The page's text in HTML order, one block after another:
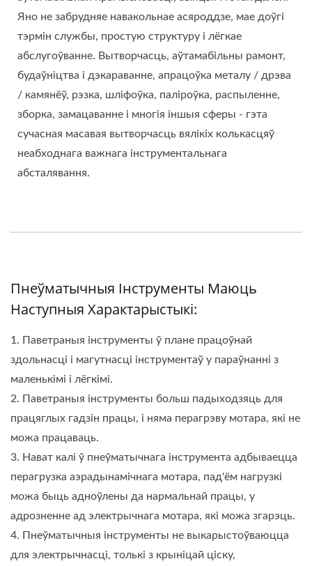
Яно не забрудняе навакольнае асяроддзе, мае доўгі
тэрмін службы, простую структуру і лёгкае
абслугоўванне. Вытворчасць, аўтамабільны рамонт,
будаўніцтва і дэкараванне, апрацоўка металу / дрэва
/ камянёў, рэзка, шліфоўка, паліроўка, распыленне,
зборка, замацаванне і многія іншыя сферы - гэта
сучасная масавая вытворчасць вялікіх колькасцяў
неабходнага важнага інструментальнага
абсталявання.
Пнеўматычныя Інструменты Маюць
Наступныя Характарыстыкі:
1. Паветраныя інструменты ў плане працоўнай
здольнасці і магутнасці інструментаў у параўнанні з
маленькімі і лёгкімі.
2. Паветраныя інструменты больш падыходзяць для
працяглых гадзін працы, і няма перагрэву мотара, які не
можа працаваць.
3. Нават калі ў пнеўматычнага інструмента адбываецца
перагрузка аэрадынамічнага мотара, пад'ём нагрузкі
можа быць адноўлены да нармальнай працы, у
адрозненне ад электрычнага мотара, які можа згарэць.
4. Пнеўматычныя інструменты не выкарыстоўваюцца
для электрычнасці, толькі з крыніцай ціску,